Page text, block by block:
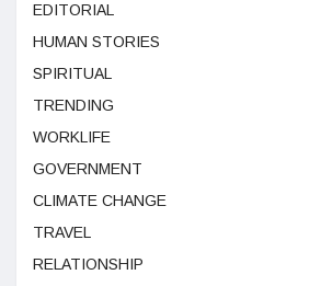
EDITORIAL
HUMAN STORIES
SPIRITUAL
TRENDING
WORKLIFE
GOVERNMENT
CLIMATE CHANGE
TRAVEL
RELATIONSHIP